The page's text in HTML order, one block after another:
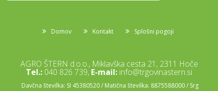
Domov Kontakt Splošni pogoji
AGRO ŠTERN d.o.o., Miklavška cesta 21, 2311 Hoče
Tel.: 040 826 739, E-mail: info@trgovinastern.si
Davčna številka: SI 45380520 / Matična številka: 8875588000 / Srg